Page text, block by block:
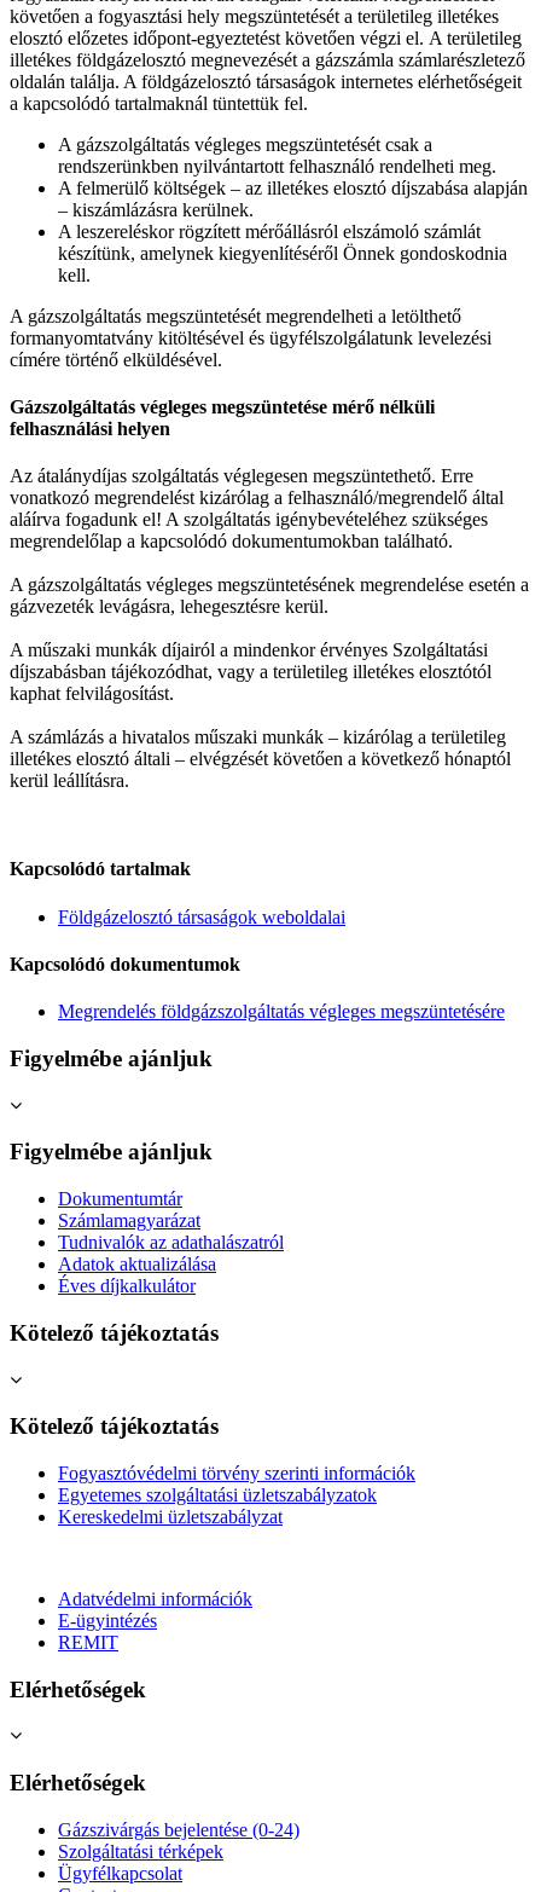
követően a fogyasztási hely megszüntetését a területileg illetékes
elosztó előzetes időpont-egyeztetést követően végzi el. A területileg
illetékes földgázelosztó megnevezését a gázszámla számlarészletező
oldalán találja. A földgázelosztó társaságok internetes elérhetőségeit
a kapcsolódó tartalmaknál tüntettük fel.
A gázszolgáltatás végleges megszüntetését csak a
rendszerünkben nyilvántartott felhasználó rendelheti meg.
A felmerülő költségek – az illetékes elosztó díjszabása alapján
– kiszámlázásra kerülnek.
A leszereléskor rögzített mérőállásról elszámoló számlát
készítünk, amelynek kiegyenlítéséről Önnek gondoskodnia
kell.
A gázszolgáltatás megszüntetését megrendelheti a letölthető
formanyomtatvány kitöltésével és ügyfélszolgálatunk levelezési
címére történő elküldésével.
Gázszolgáltatás végleges megszüntetése mérő nélküli
felhasználási helyen
Az átalánydíjas szolgáltatás véglegesen megszüntethető. Erre
vonatkozó megrendelést kizárólag a felhasználó/megrendelő által
aláírva fogadunk el! A szolgáltatás igénybevételéhez szükséges
megrendelőlap a kapcsolódó dokumentumokban található.
A gázszolgáltatás végleges megszüntetésének megrendelése esetén a
gázvezeték levágásra, lehegesztésre kerül.
A műszaki munkák díjairól a mindenkor érvényes Szolgáltatási
díjszabásban tájékozódhat, vagy a területileg illetékes elosztótól
kaphat felvilágosítást.
A számlázás a hivatalos műszaki munkák – kizárólag a területileg
illetékes elosztó általi – elvégzését követően a következő hónaptól
kerül leállításra.
Kapcsolódó tartalmak
Földgázelosztó társaságok weboldalai
Kapcsolódó dokumentumok
Megrendelés földgázszolgáltatás végleges megszüntetésére
Figyelmébe ajánljuk
Figyelmébe ajánljuk
Dokumentumtár
Számlamagyarázat
Tudnivalók az adathalászatról
Adatok aktualizálása
Éves díjkalkulátor
Kötelező tájékoztatás
Kötelező tájékoztatás
Fogyasztóvédelmi törvény szerinti információk
Egyetemes szolgáltatási üzletszabályzatok
Kereskedelmi üzletszabályzat
Adatvédelmi információk
E-ügyintézés
REMIT
Elérhetőségek
Elérhetőségek
Gázszivárgás bejelentése (0-24)
Szolgáltatási térképek
Ügyfélkapcsolat